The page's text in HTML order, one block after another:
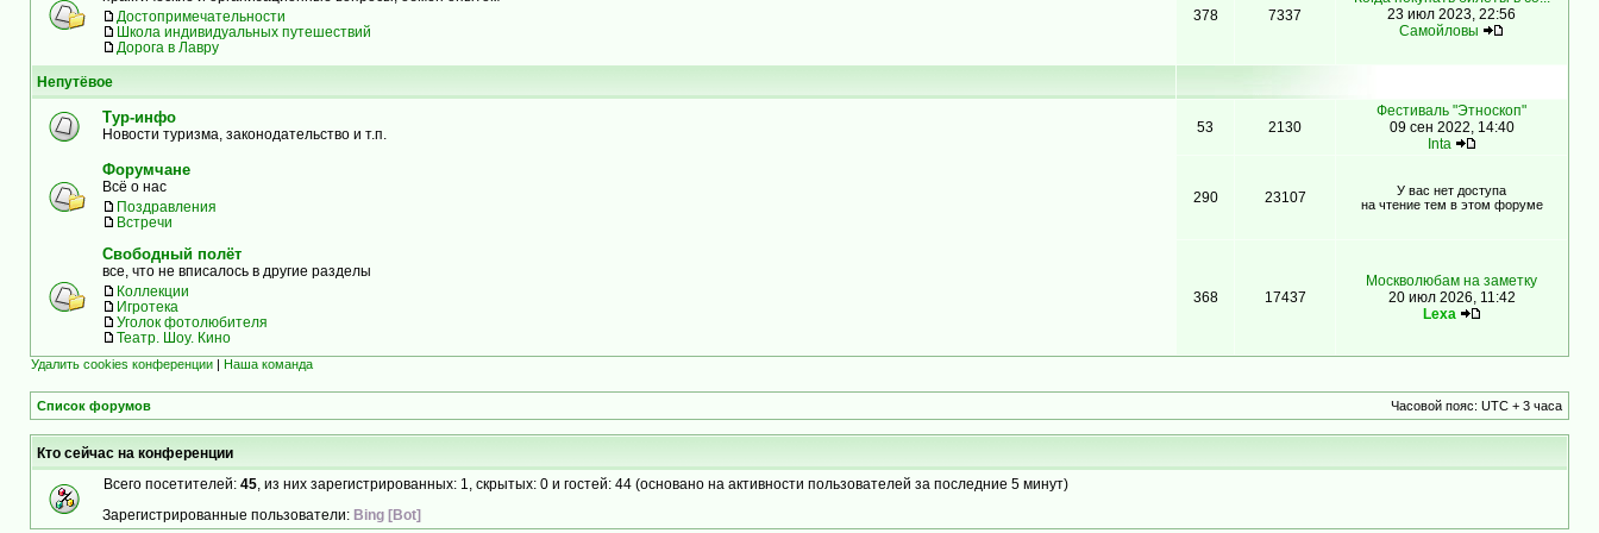
Достопримечательности
Школа индивидуальных путешествий
Дорога в Лавру
378 7337
23 июл 2023, 22:56
Самойловы
Непутёвое
Тур-инфо
Новости туризма, законодательство и т.п. 53 2130
Фестиваль "Этноскоп"
09 сен 2022, 14:40
Inta
Форумчане
Всё о нас
Поздравления
Встречи
290 23107
У вас нет доступа
на чтение тем в этом форуме
Свободный полёт
все, что не вписалось в другие разделы
Коллекции
Игротека
Уголок фотолюбителя
Театр. Шоу. Кино
368 17437
Москволюбам на заметку
20 июл 2026, 11:42
Lexa
Удалить cookies конференции | Наша команда
Список форумов Часовой пояс: UTC + 3 часа
Кто сейчас на конференции
Всего посетителей: 45 , из них зарегистрированных: 1, скрытых: 0 и гостей: 44 (основано на активности пользователей за последние 5 минут)
Зарегистрированные пользователи: Bing [Bot]